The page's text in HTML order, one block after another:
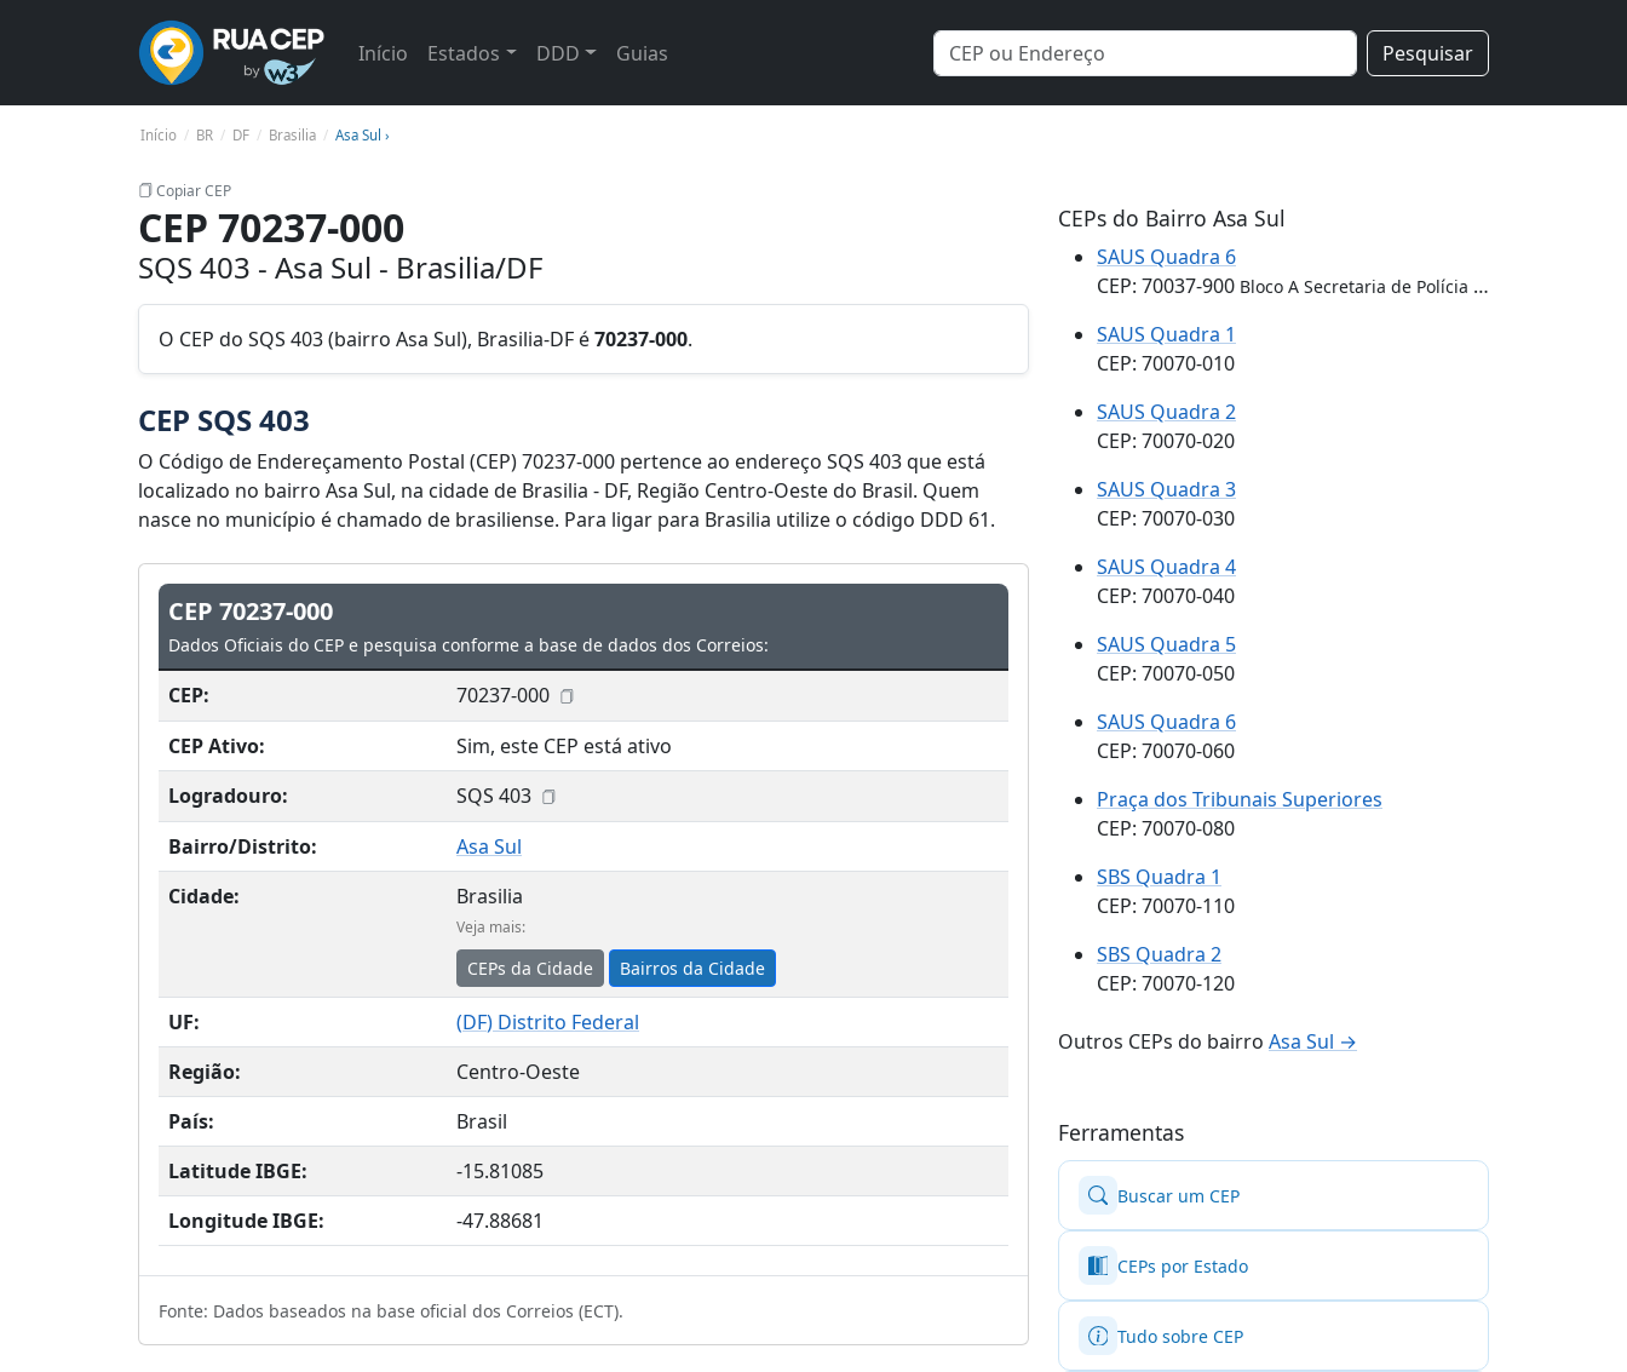
Início Estados DDD Guias Pesquisar
Início BR DF Brasilia Asa Sul ›
Copiar CEP
CEP 70237-000
SQS 403 - Asa Sul - Brasilia/DF
O CEP do SQS 403 (bairro Asa Sul), Brasilia-DF é70237-000.
CEP SQS 403
O Código de Endereçamento Postal (CEP) 70237-000 pertence ao endereço SQS 403 que está
localizado no bairro Asa Sul, na cidade de Brasilia - DF, Região Centro-Oeste do Brasil. Quem
nasce no município é chamado de brasiliense. Para ligar para Brasilia utilize o código DDD 61.
CEP 70237-000
Dados Oficiais do CEP e pesquisa conforme a base de dados dos Correios:
CEP:
70237-000
CEP Ativo:
Sim, este CEP está ativo
Logradouro:
SQS 403
Bairro/Distrito:
Asa Sul
Cidade:
Brasilia
Veja mais:
CEPs da Cidade Bairros da Cidade
UF: (DF) Distrito Federal
Região:
Centro-Oeste
País:
Brasil
Latitude IBGE:
-15.81085
Longitude IBGE:
-47.88681
Fonte: Dados baseados na base oficial dos Correios (ECT).
CEPs do Bairro Asa Sul
SAUS Quadra 6
CEP: 70037-900 Bloco A Secretaria de Polícia Federal
SAUS Quadra 1
CEP: 70070-010
SAUS Quadra 2
CEP: 70070-020
SAUS Quadra 3
CEP: 70070-030
SAUS Quadra 4
CEP: 70070-040
SAUS Quadra 5
CEP: 70070-050
SAUS Quadra 6
CEP: 70070-060
Praça dos Tribunais Superiores
CEP: 70070-080
SBS Quadra 1
CEP: 70070-110
SBS Quadra 2
CEP: 70070-120
Outros CEPs do bairro Asa Sul →
Ferramentas
Buscar um CEP
CEPs por Estado
Tudo sobre CEP